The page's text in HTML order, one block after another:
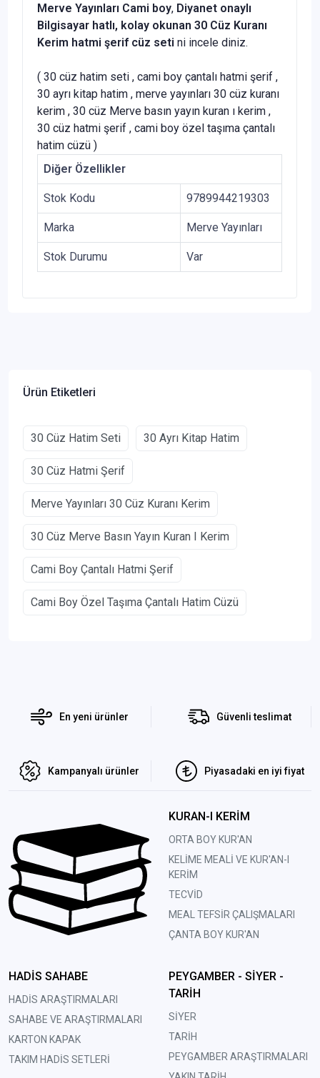
Merve Yayınları Cami boy, Diyanet onaylı
Bilgisayar hatlı, kolay okunan 30 Cüz Kuranı
Kerim hatmi şerif cüz seti ni incele diniz.
( 30 cüz hatim seti , cami boy çantalı hatmi şerif ,
30 ayrı kitap hatim , merve yayınları 30 cüz kuranı
kerim , 30 cüz Merve basın yayın kuran ı kerim ,
30 cüz hatmi şerif , cami boy özel taşıma çantalı
hatim cüzü )
Diğer Özellikler
Stok Kodu 9789944219303
Marka Merve Yayınları
Stok Durumu Var
Ürün Etiketleri
30 Cüz Hatim Seti 30 Ayrı Kitap Hatim
30 Cüz Hatmi Şerif
Merve Yayınları 30 Cüz Kuranı Kerim
30 Cüz Merve Basın Yayın Kuran I Kerim
Cami Boy Çantalı Hatmi Şerif
Cami Boy Özel Taşıma Çantalı Hatim Cüzü
En yeni ürünler Güvenli teslimat
Kampanyalı ürünler Piyasadaki en iyi fiyat
KURAN-I KERİM
ORTA BOY KUR'AN
KELİME MEALİ VE KUR'AN-I
KERİM
TECVİD
MEAL TEFSİR ÇALIŞMALARI
ÇANTA BOY KUR'AN
HADİS SAHABE
HADİS ARAŞTIRMALARI
SAHABE VE ARAŞTIRMALARI
KARTON KAPAK
TAKIM HADİS SETLERİ
PEYGAMBER - SİYER -
TARİH
SİYER
TARİH
PEYGAMBER ARAŞTIRMALARI